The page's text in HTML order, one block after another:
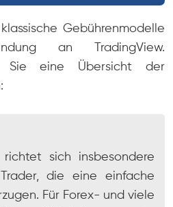
Gebührenmodelle
an TradingView.
Sie eine Übersicht der
richtet sich insbesondere
die eine einfache
Für Forex- und viele